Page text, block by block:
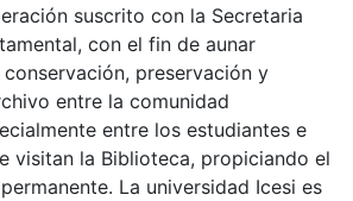
suscrito con la Secretaria
con el fin de aunar
preservación y
entre la comunidad
entre los estudiantes e
visitan la Biblioteca, propiciando el
La universidad Icesi es